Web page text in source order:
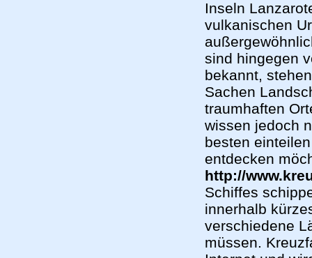
Inseln
vulkanischen
sind hingegen
bekannt,
Sachen
traumhaften
wissen jedoch
besten
entdecken
http://
Schiffes
innerhalb
verschiedene
müssen.